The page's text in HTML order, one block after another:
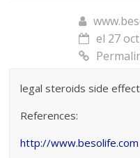
el 27
legal steroids side
References:
http://www.besolife.com